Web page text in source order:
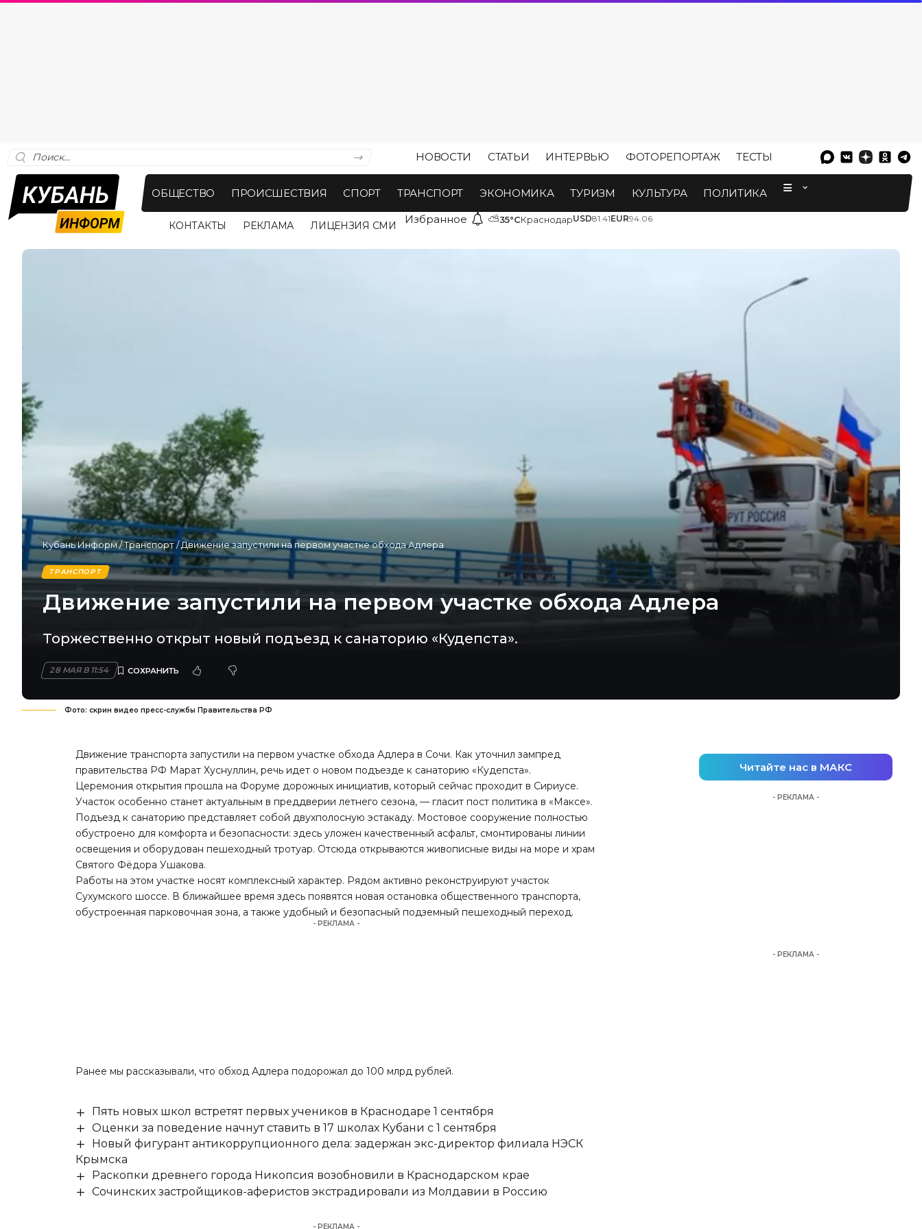
НОВОСТИ СТАТЬИ ИНТЕРВЬЮ ФОТОРЕПОРТАЖ ТЕСТЫ
ОБЩЕСТВО ПРОИСШЕСТВИЯ СПОРТ ТРАНСПОРТ ЭКОНОМИКА ТУРИЗМ КУЛЬТУРА ПОЛИТИКА
КОНТАКТЫ РЕКЛАМА ЛИЦЕНЗИЯ СМИ Избранное ⛅35°CКраснодарUSD81.41EUR94.06
Кубань Информ/Транспорт/Движение запустили на первом участке обхода Адлера
ТРАНСПОРТ
Движение запустили на первом участке обхода Адлера
Торжественно открыт новый подъезд к санаторию «Кудепста».
28 МАЯ В 11:54
Фото: скрин видео пресс-службы Правительства РФ
Движение транспорта запустили на первом участке обхода Адлера в Сочи. Как уточнил зампред
правительства РФ Марат Хуснуллин, речь идет о новом подъезде к санаторию «Кудепста».
Церемония открытия прошла на Форуме дорожных инициатив, который сейчас проходит в Сириусе.
Участок особенно станет актуальным в преддверии летнего сезона, — гласит пост политика в «Максе».
Подъезд к санаторию представляет собой двухполосную эстакаду. Мостовое сооружение полностью
обустроено для комфорта и безопасности: здесь уложен качественный асфальт, смонтированы линии
освещения и оборудован пешеходный тротуар. Отсюда открываются живописные виды на море и храм
Святого Фёдора Ушакова.
Работы на этом участке носят комплексный характер. Рядом активно реконструируют участок
Сухумского шоссе. В ближайшее время здесь появятся новая остановка общественного транспорта,
обустроенная парковочная зона, а также удобный и безопасный подземный пешеходный переход.
- РЕКЛАМА -
Ранее мы рассказывали, что обход Адлера подорожал до 100 млрд рублей.
Пять новых школ встретят первых учеников в Краснодаре 1 сентября
Оценки за поведение начнут ставить в 17 школах Кубани с 1 сентября
Новый фигурант антикоррупционного дела: задержан экс-директор филиала НЭСК
Крымска
Раскопки древнего города Никопсия возобновили в Краснодарском крае
Сочинских застройщиков-аферистов экстрадировали из Молдавии в Россию
- РЕКЛАМА -
Читайте нас в МАКС
- РЕКЛАМА -
- РЕКЛАМА -